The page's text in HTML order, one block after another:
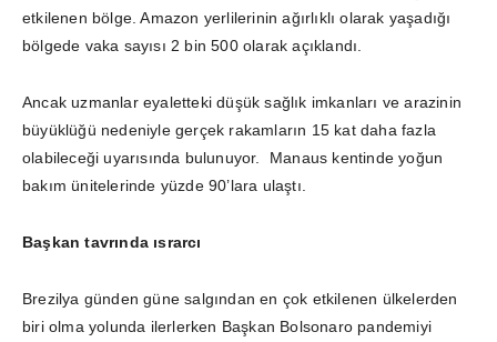
etkilenen bölge. Amazon yerlilerinin ağırlıklı olarak yaşadığı
bölgede vaka sayısı 2 bin 500 olarak açıklandı.
Ancak uzmanlar eyaletteki düşük sağlık imkanları ve arazinin
büyüklüğü nedeniyle gerçek rakamların 15 kat daha fazla
olabileceği uyarısında bulunuyor. Manaus kentinde yoğun
bakım ünitelerinde yüzde 90’lara ulaştı.
Başkan tavrında ısrarcı
Brezilya günden güne salgından en çok etkilenen ülkelerden
biri olma yolunda ilerlerken Başkan Bolsonaro pandemiyi